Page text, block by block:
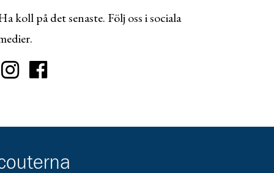
koll på det senaste. Följ oss i sociala